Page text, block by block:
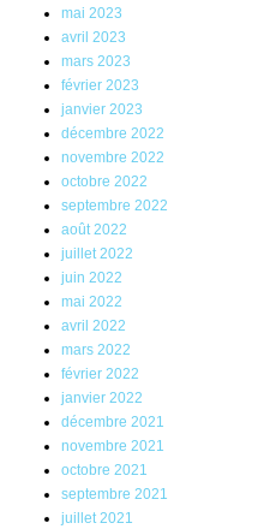
mai 2023
avril 2023
mars 2023
février 2023
janvier 2023
décembre 2022
novembre 2022
octobre 2022
septembre 2022
août 2022
juillet 2022
juin 2022
mai 2022
avril 2022
mars 2022
février 2022
janvier 2022
décembre 2021
novembre 2021
octobre 2021
septembre 2021
juillet 2021